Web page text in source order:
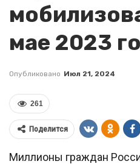
мае 2023
Опубликовано Июл 21, 2024
261
Поделится
Миллионы граждан